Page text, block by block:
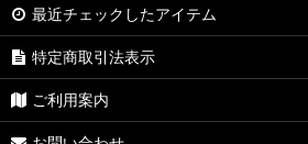
最近チェックしたアイテム
特定商取引法表示
ご利用案内